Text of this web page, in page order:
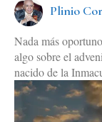
Plinio
Nada más
algo sobre el
nacido de la